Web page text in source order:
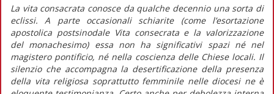
La vita consacrata conosce da qualche decennio una sorta di
eclissi. A parte occasionali schiarite (come l’esortazione
apostolica postsinodale Vita consecrata e la valorizzazione
del monachesimo) essa non ha significativi spazi né nel
magistero pontificio, né nella coscienza delle Chiese locali. Il
silenzio che accompagna la desertificazione della presenza
della vita religiosa soprattutto femminile nelle diocesi ne è